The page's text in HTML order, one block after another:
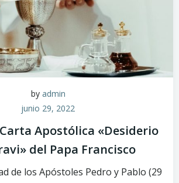
by admin
junio 29, 2022
Apostólica «Desiderio
del Papa Francisco
de los Apóstoles Pedro y Pablo (29